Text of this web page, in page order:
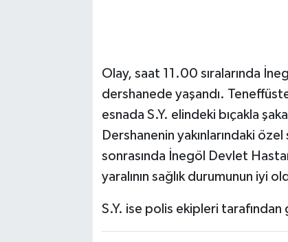
Olay, saat 11.00 sıralarında
dershanede yaşandı.
esnada S.Y. elindeki bıçakla
Dershanenin yakınlarındaki
sonrasında İnegöl Devlet
yaralının sağlık durumunun iyi
S.Y. ise polis ekipleri tarafından
Sonsöz Özel